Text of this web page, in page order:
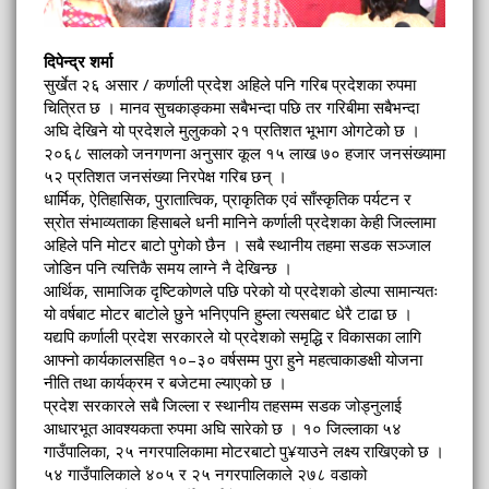
दिपेन्द्र शर्मा
सुर्खेत २६ असार / कर्णाली प्रदेश अहिले पनि गरिब प्रदेशका रुपमा
चित्रित छ । मानव सुचकाङ्कमा सबैभन्दा पछि तर गरिबीमा सबैभन्दा
अघि देखिने यो प्रदेशले मुलुकको २१ प्रतिशत भूभाग ओगटेको छ ।
२०६८ सालको जनगणना अनुसार कूल १५ लाख ७० हजार जनसंख्यामा
५२ प्रतिशत जनसंख्या निरपेक्ष गरिब छन् ।
धार्मिक, ऐतिहासिक, पुरातात्विक, प्राकृतिक एवं साँस्कृतिक पर्यटन र
स्रोत संभाव्यताका हिसाबले धनी मानिने कर्णाली प्रदेशका केही जिल्लामा
अहिले पनि मोटर बाटो पुगेको छैन । सबै स्थानीय तहमा सडक सञ्जाल
जोडिन पनि त्यत्तिकै समय लाग्ने नै देखिन्छ ।
आर्थिक, सामाजिक दृष्टिकोणले पछि परेको यो प्रदेशको डोल्पा सामान्यतः
यो वर्षबाट मोटर बाटोले छुने भनिएपनि हुम्ला त्यसबाट धेरै टाढा छ ।
यद्यपि कर्णाली प्रदेश सरकारले यो प्रदेशको समृद्धि र विकासका लागि
आफ्नो कार्यकालसहित १०–३० वर्षसम्म पुरा हुने महत्वाकाङक्षी योजना
नीति तथा कार्यक्रम र बजेटमा ल्याएको छ ।
प्रदेश सरकारले सबै जिल्ला र स्थानीय तहसम्म सडक जोड्नुलाई
आधारभूत आवश्यकता रुपमा अघि सारेको छ । १० जिल्लाका ५४
गाउँपालिका, २५ नगरपालिकामा मोटरबाटो पु¥याउने लक्ष्य राखिएको छ ।
५४ गाउँपालिकाले ४०५ र २५ नगरपालिकाले २७८ वडाको